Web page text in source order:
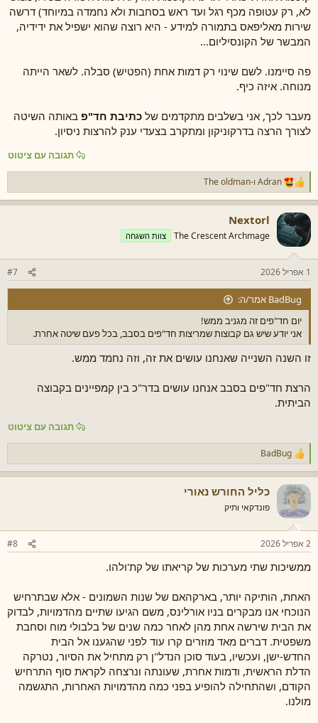
לא, רק עטופה מכף רגל ועד ראש בסחבות ולא נחמדה במיוחד) דרשה
שירות מאליפאס בתמורה למידע - היא רוצה שהוא ישפיל את ידידיה,
המבשר של הקונסיליום...
פה סיימנו. לשם שינוי רק דמות אחת (הפטיש) סבלה. לשאר הייתה
מנוחה. איזה כיף.
מעבר לכך, אני בשלבים מתקדמים של כתיבת חד"פ באותה השיטה
לצורך הרצה בדרקוניקון ומתקרב בצעדי ענק להרצות ניסיון.
תגובה עם ציטוט
ר
ג
ש
ת
:
Adran ו-The oldman
Nextorl
The Crescent Archmage צוות השגחה
1 אפריל 2026 #7
BadBug אמר/ה:
יום חד"פים זה מגניב ממש!
אני יודע שיש גם קבוצות שמריצות חד"פים בסבב, בכל פעם שיטה אחרת.
זו השנה השנייה שאנחנו עושים את זה, וזה נחמד ממש.
הרצת חד"פים בסבב אנחנו עושים בדר"כ בין קמפיינים בקבוצה
הביתית.
תגובה עם ציטוט
ר
ג
ש
ו
ת
:
BadBug
כליל החורש נאורי
פונדקאי ותיק
2 אפריל 2026 #8
ממשיכות שתי מערכות של קריאתו של קת'ולהו.
האחת, הותיקה יותר, בארקהאם של שנות השמונים - אלא שבתרחיש
הנוכחי אנו מבקרים בניו אורלינס, משם הגיעו שתיים מהדמויות, לבדוק
את הבית שירשה אחת מהן לאחר כמה שנים של בלבולי מוח וסחבת
משפטית. דברים מאד מוזרים קרו עוד לפני שהגענו אל הבית
החדש-ישן, ועכשיו, בעוד סוכן הנדל"ן רק מתחיל את הסיור, נטרקה
הדלת הראשית, ודמות אחרת, שעונתה ונרצחה לקראת סוף התרחיש
הקודם, ושהתחילה להופיע בפני כמה מהדמויות האחרות, התגשמה
מולנו.